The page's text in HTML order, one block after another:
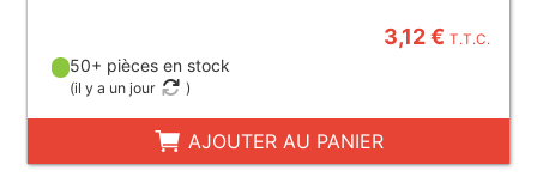
3,12 €T.T.C.
50+ pièces en stock
(il y a un jour )
AJOUTER AU PANIER